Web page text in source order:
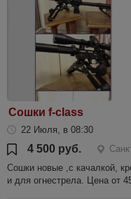
Сошки f-class
22 Июля, в 08:30
4 500 руб.
Сошки новые ,с качалкой,
и для огнестрела. Цена от